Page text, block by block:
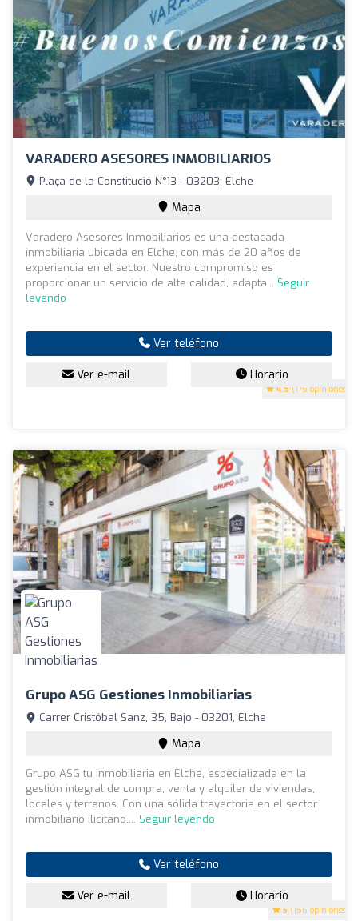
VARADERO ASESORES INMOBILIARIOS
4.9 (175 opiniones)
Plaça de la Constitució N°13 - 03203, Elche
Mapa
Varadero Asesores Inmobiliarios es una destacada
inmobiliaria ubicada en Elche, con más de 20 años de
experiencia en el sector. Nuestro compromiso es
proporcionar un servicio de alta calidad, adapta... Seguir
leyendo
Ver teléfono
Ver e-mail Horario
Grupo ASG Gestiones Inmobiliarias
5 (156 opiniones)
Carrer Cristóbal Sanz, 35, Bajo - 03201, Elche
Mapa
Grupo ASG tu inmobiliaria en Elche, especializada en la
gestión integral de compra, venta y alquiler de viviendas,
locales y terrenos. Con una sólida trayectoria en el sector
inmobiliario ilicitano,... Seguir leyendo
Ver teléfono
Ver e-mail Horario